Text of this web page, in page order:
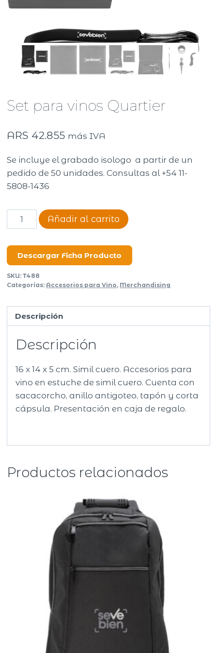
Set para vinos Quartier
ARS 42.855 más IVA
Se incluye el grabado isologo a partir de un
pedido de 50 unidades. Consultas al +54 11-
5808-1436
para
Quartier
cantidad
Añadir al carrito
Descargar Ficha Producto
SKU:T488
Categorías: Accesorios para Vino, Merchandising
Descripción
Descripción
16 x 14 x 5 cm. Simil cuero. Accesorios para
vino en estuche de simil cuero. Cuenta con
sacacorcho, anillo antigoteo, tapón y corta
cápsula. Presentación en caja de regalo.
Productos relacionados